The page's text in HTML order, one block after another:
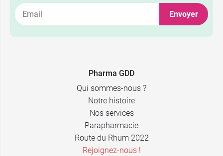
Envoyer
Pharma GDD
Qui sommes-nous ?
Notre histoire
Nos services
Parapharmacie
Route du Rhum 2022
Rejoignez-nous !